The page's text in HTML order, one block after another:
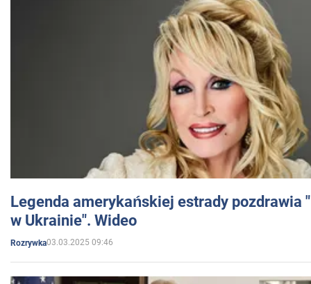
Legenda amerykańskiej estrady pozdrawia
w Ukrainie". Wideo
Rozrywka03.03.2025 09:46